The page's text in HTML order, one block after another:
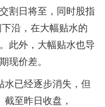
割日将至，同时股指
沿，在大幅贴水的
此外，大幅贴水也导
现价差。
水已经逐步消失，但
至昨日收盘，